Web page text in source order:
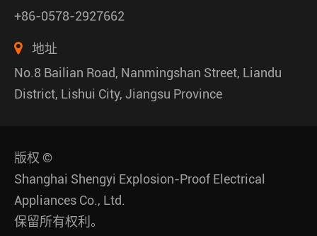
+86-0578-2927662
地址
No.8 Bailian Road, Nanmingshan Street, Liandu
District, Lishui City, Jiangsu Province
版权 ©
Shanghai Shengyi Explosion-Proof Electrical
Appliances Co., Ltd.
保留所有权利。